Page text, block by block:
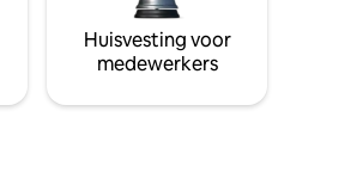
Huisvesting voor
medewerkers